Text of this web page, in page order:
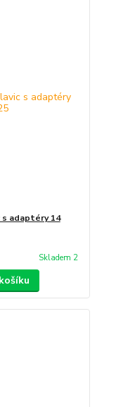
s adaptéry 14
Skladem 2